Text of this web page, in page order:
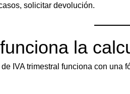
solicitar devolución.
la
IVA trimestral funciona con una